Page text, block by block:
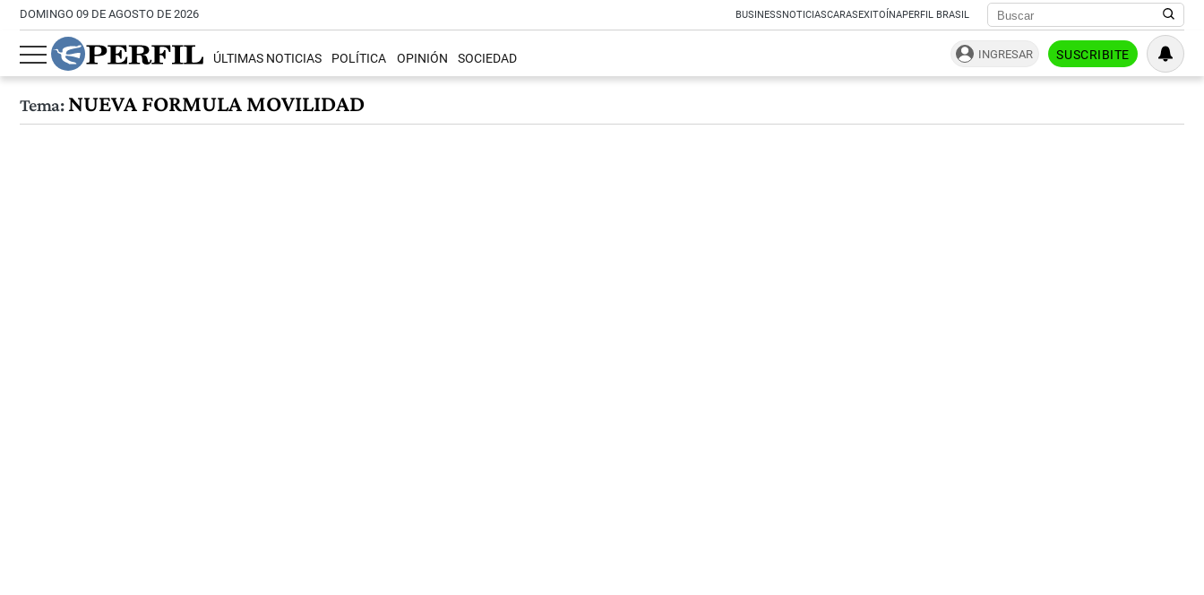
DOMINGO 09 DE AGOSTO DE 2026 BUSINESSNOTICIASCARASEXITOÍNAPERFIL BRASIL
ÚLTIMAS NOTICIAS POLÍTICA OPINIÓN SOCIEDAD INGRESAR SUSCRIBITE
Tema:NUEVA FORMULA MOVILIDAD